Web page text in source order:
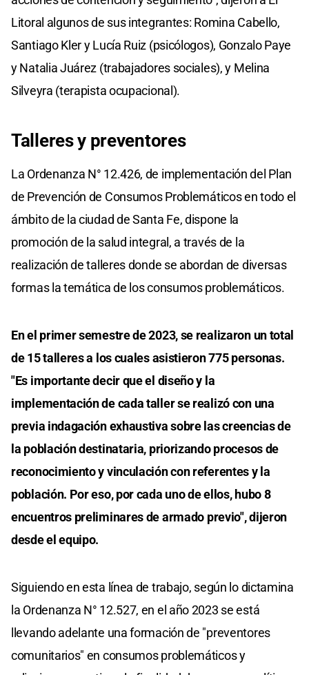
Litoral algunos de sus integrantes: Romina Cabello,
Santiago Kler y Lucía Ruiz (psicólogos), Gonzalo Paye
y Natalia Juárez (trabajadores sociales), y Melina
Silveyra (terapista ocupacional).
Talleres y preventores
La Ordenanza N° 12.426, de implementación del Plan
de Prevención de Consumos Problemáticos en todo el
ámbito de la ciudad de Santa Fe, dispone la
promoción de la salud integral, a través de la
realización de talleres donde se abordan de diversas
formas la temática de los consumos problemáticos.
En el primer semestre de 2023, se realizaron un total
de 15 talleres a los cuales asistieron 775 personas.
"Es importante decir que el diseño y la
implementación de cada taller se realizó con una
previa indagación exhaustiva sobre las creencias de
la población destinataria, priorizando procesos de
reconocimiento y vinculación con referentes y la
población. Por eso, por cada uno de ellos, hubo 8
encuentros preliminares de armado previo", dijeron
desde el equipo.
Siguiendo en esta línea de trabajo, según lo dictamina
la Ordenanza N° 12.527, en el año 2023 se está
llevando adelante una formación de "preventores
comunitarios" en consumos problemáticos y